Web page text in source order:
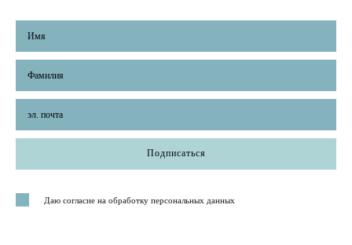
Подписаться
Даю согласие на обработку персональных данных